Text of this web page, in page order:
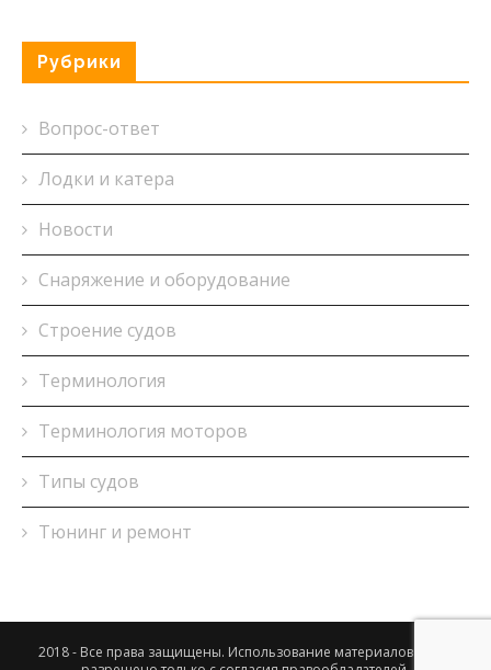
Рубрики
Вопрос-ответ
Лодки и катера
Новости
Снаряжение и оборудование
Строение судов
Терминология
Терминология моторов
Типы судов
Тюнинг и ремонт
2018 - Все права защищены. Использование материалов сайта